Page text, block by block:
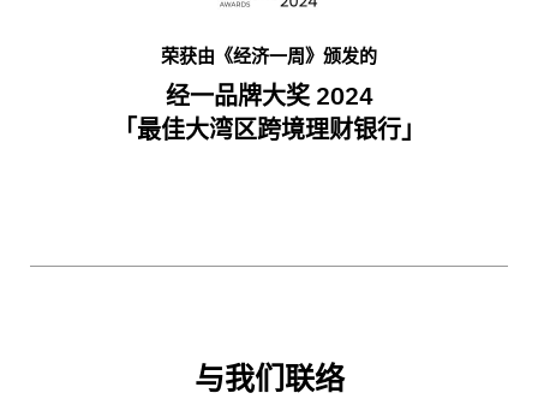
荣获由《经济一周》颁发的
经一品牌大奖 2024
「最佳大湾区跨境理财银行」
与我们联络